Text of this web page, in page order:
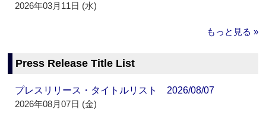
2026年03月11日 (水)
もっと見る »
Press Release Title List
プレスリリース・タイトルリスト 2026/08/07
2026年08月07日 (金)